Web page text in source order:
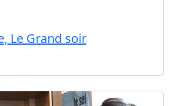
Le Grand soir